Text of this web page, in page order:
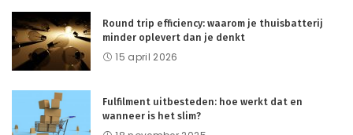
Round trip efficiency: waarom je thuisbatterij
minder oplevert dan je denkt
15 april 2026
Fulfilment uitbesteden: hoe werkt dat en
wanneer is het slim?